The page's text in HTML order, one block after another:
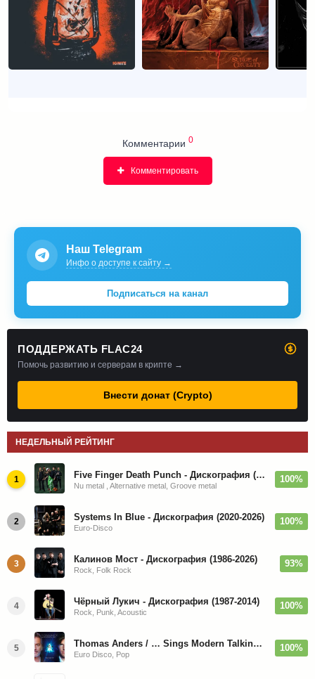
Комментарии 0
Комментировать
Наш Telegram
Инфо о доступе к сайту →
Подписаться на канал
ПОДДЕРЖАТЬ FLAC24
Помочь развитию и серверам в крипте →
Внести донат (Crypto)
НЕДЕЛЬНЫЙ РЕЙТИНГ
1 Five Finger Death Punch - Дискография (2008-2026)
Nu metal , Alternative metal, Groove metal
100%
2 Systems In Blue - Дискография (2020-2026)
Euro-Disco
100%
3 Калинов Мост - Дискография (1986-2026)
Rock, Folk Rock
93%
4 Чёрный Лукич - Дискография (1987-2014)
Rock, Punk, Acoustic
100%
5 Thomas Anders / … Sings Modern Talking: The Best hi-res
Euro Disco, Pop
100%